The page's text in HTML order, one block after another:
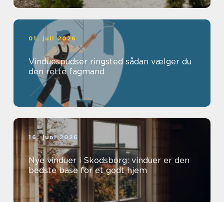
01. juli 2026
Vinduespudser ringsted sådan vælger du
den rette fagmand
16. juni 2026
Nye vinduer i Skodsborg: vinduer er den
bedste base for et godt hjem